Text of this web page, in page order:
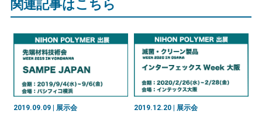
関連記事はこちら
2019.09.09 | 展示会 2019.12.20 | 展示会